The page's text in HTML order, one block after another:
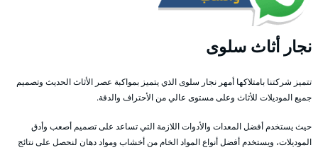
نجار أثاث سلوى
تتميز شركتنا بامتلاكها أمهر نجار سلوى الذي يتميز بمواكبة عصر الأثاث الحديث وتصميم
جميع الموديلات للأثاث وعلى مستوى عالي من الأحتراف والدقة.
حيث يستخدم أفضل المعدات والأدوات اللازمة التي تساعد على تصميم أصعب وأدق
الموديلات، ويستخدم أفضل أنواع المواد الخام من أخشاب ومواد دهان لنحصل على نتائج